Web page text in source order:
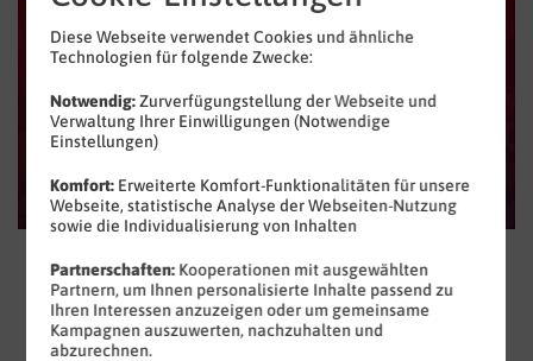
Warum BILDplus?
Diese Webseite verwendet Cookies und ähnliche
Technologien für folgende Zwecke:
Notwendig:Zurverfügungstellung der Webseite und
Verwaltung Ihrer Einwilligungen (Notwendige
Einstellungen)
Komfort: Erweiterte Komfort-Funktionalitäten für unsere
Webseite, statistische Analyse der Webseiten-Nutzung
sowie die Individualisierung von Inhalten
Partnerschaften: Kooperationen mit ausgewählten
Partnern, um Ihnen personalisierte Inhalte passend zu
Ihren Interessen anzuzeigen oder um gemeinsame
Kampagnen auszuwerten, nachzuhalten und
abzurechnen.